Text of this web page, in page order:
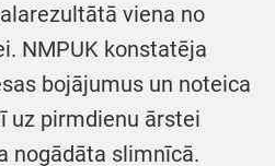
viena no
NMPUK konstatēja
bojājumus un noteica
uz pirmdienu ārstei
nogādāta slimnīcā.